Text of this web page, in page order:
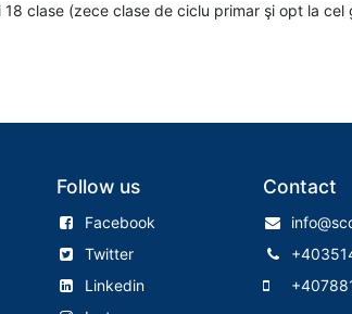
clase (zece clase de ciclu primar şi opt la
Follow us
Facebook
Twitter
Linkedin
Contact